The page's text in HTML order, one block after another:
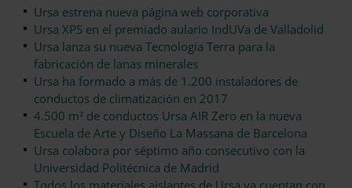
Ursa estrena nueva página web corporativa
Ursa XPS en el premiado aulario IndUVa de Valladolid
Ursa lanza su nueva Tecnología Terra para la
fabricación de lanas minerales
Ursa ha formado a más de 1.200 instaladores de
conductos de climatización en 2017
4.500 m² de conductos Ursa AIR Zero en la nueva
Escuela de Arte y Diseño La Massana de Barcelona
Ursa colabora por séptimo año consecutivo con la
Universidad Politécnica de Madrid